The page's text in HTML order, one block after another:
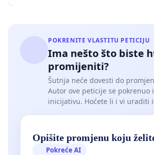
POKRENITE VLASTITU PETICIJU
Ima nešto što biste
promijeniti?
Šutnja neće dovesti do
Autor ove peticije se pokrenuo
inicijativu. Hoćete li i vi uraditi
Opišite promjenu koju
Pokreće AI